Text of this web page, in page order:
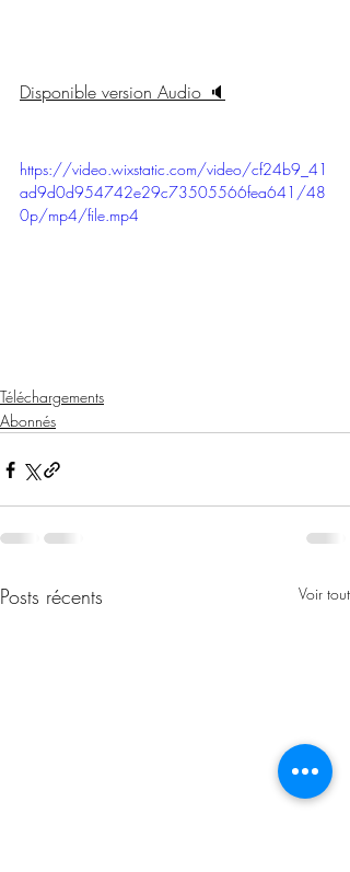
Disponible version Audio 🔈
https://video.wixstatic.com/video/cf24b9_41
ad9d0d954742e29c73505566fea641/48
0p/mp4/file.mp4
Téléchargements
Abonnés
Posts récents Voir tout